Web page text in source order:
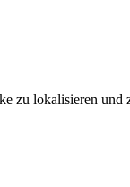
lokalisieren und